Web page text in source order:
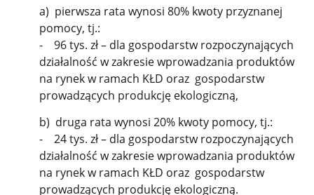
a) pierwsza rata wynosi 80% kwoty przyznanej
pomocy, tj.:
- 96 tys. zł – dla gospodarstw rozpoczynających
działalność w zakresie wprowadzania produktów
na rynek w ramach KŁD oraz gospodarstw
prowadzących produkcję ekologiczną,
b) druga rata wynosi 20% kwoty pomocy, tj.:
- 24 tys. zł – dla gospodarstw rozpoczynających
działalność w zakresie wprowadzania produktów
na rynek w ramach KŁD oraz gospodarstw
prowadzących produkcję ekologiczną.